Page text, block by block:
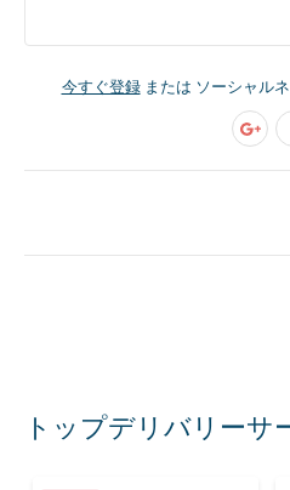
今すぐ登録または ソーシャル
トップデリバリーサ